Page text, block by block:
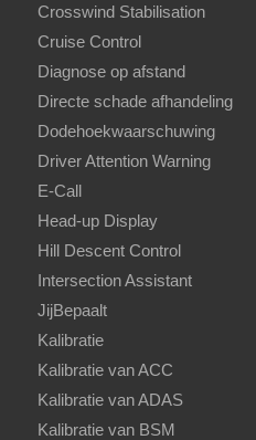
Crosswind Stabilisation
Cruise Control
Diagnose op afstand
Directe schade afhandeling
Dodehoekwaarschuwing
Driver Attention Warning
E-Call
Head-up Display
Hill Descent Control
Intersection Assistant
JijBepaalt
Kalibratie
Kalibratie van ACC
Kalibratie van ADAS
Kalibratie van BSM